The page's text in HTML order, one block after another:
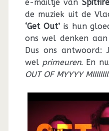
e-mailtje van Spitfire
de muziek uit de
‘Get Out’is hun
ons wel denken
Dus ons antwoord:
wel primeuren. En
OUT OF MYYYY